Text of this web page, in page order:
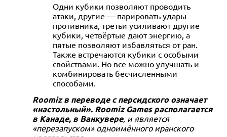
Одни кубики позволяют проводить
атаки, другие — парировать удары
противника, третьи усиливают другие
кубики, четвёртые дают энергию, а
пятые позволяют избавляться от ран.
Также встречаются кубики с особыми
свойствами. Но все можно улучшать и
комбинировать бесчисленными
способами.
Roomiz в переводе с персидского означает
«настольный». Roomiz Games располагается
в Канаде, в Ванкувере, и является
«перезапуском» одноимённого иранского